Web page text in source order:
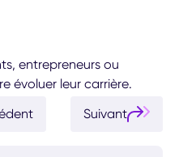
entrepreneurs ou
évoluer leur carrière.
Suivant